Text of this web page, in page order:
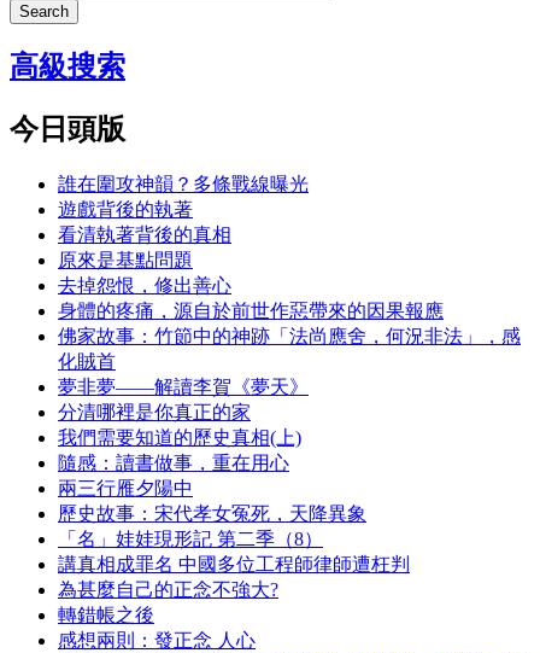
Search
高級搜索
今日頭版
誰在圍攻神韻？多條戰線曝光
遊戲背後的執著
看清執著背後的真相
原來是基點問題
去掉怨恨，修出善心
身體的疼痛，源自於前世作惡帶來的因果報應
佛家故事：竹節中的神跡「法尚應舍，何況非法」，感
化賊首
夢非夢——解讀李賀《夢天》
分清哪裡是你真正的家
我們需要知道的歷史真相(上)
隨感：讀書做事，重在用心
兩三行雁夕陽中
歷史故事：宋代孝女冤死，天降異象
「名」娃娃現形記 第二季（8）
講真相成罪名 中國多位工程師律師遭枉判
為甚麼自己的正念不強大?
轉錯帳之後
感想兩則：發正念 人心